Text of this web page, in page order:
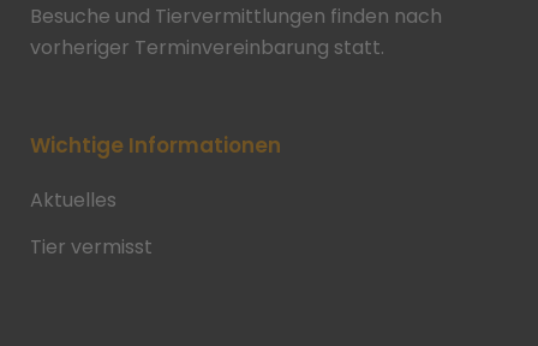
Besuche und Tiervermittlungen finden nach
vorheriger Terminvereinbarung statt.
Wichtige Informationen
Aktuelles
Tier vermisst